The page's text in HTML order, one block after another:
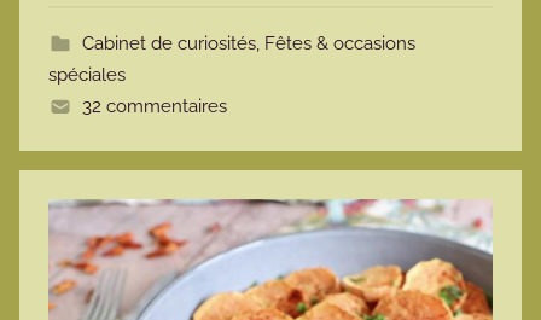
t
Cabinet de curiosités, Fêtes & occasions
spéciales
32 commentaires